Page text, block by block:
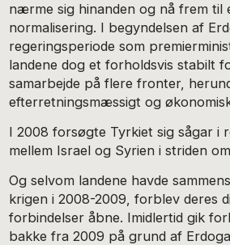
nærme sig hinanden og nå frem til
normalisering. I begyndelsen af
regeringsperiode som
landene dog et forholdsvis stabilt
samarbejde på flere fronter,
efterretningsmæssigt og
I 2008 forsøgte Tyrkiet sig sågar i
mellem Israel og Syrien i striden
Og selvom landene havde
krigen i 2008-2009, forblev deres
forbindelser åbne. Imidlertid gik
bakke fra 2009 på grund af